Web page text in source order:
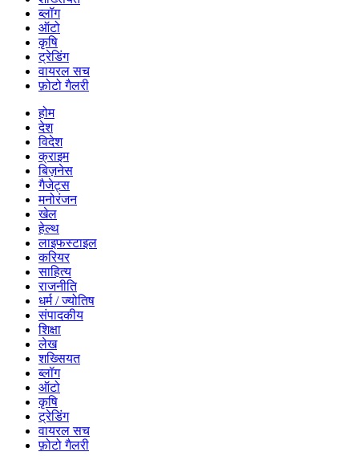
ब्लॉग
ऑटो
कृषि
ट्रेडिंग
वायरल सच
फ़ोटो गैलरी
होम
देश
विदेश
क्राइम
बिज़नेस
गैजेट्स
मनोरंजन
खेल
हेल्थ
लाइफस्टाइल
करियर
साहित्य
राजनीति
धर्म / ज्योतिष
संपादकीय
शिक्षा
लेख
शख्सियत
ब्लॉग
ऑटो
कृषि
ट्रेडिंग
वायरल सच
फ़ोटो गैलरी